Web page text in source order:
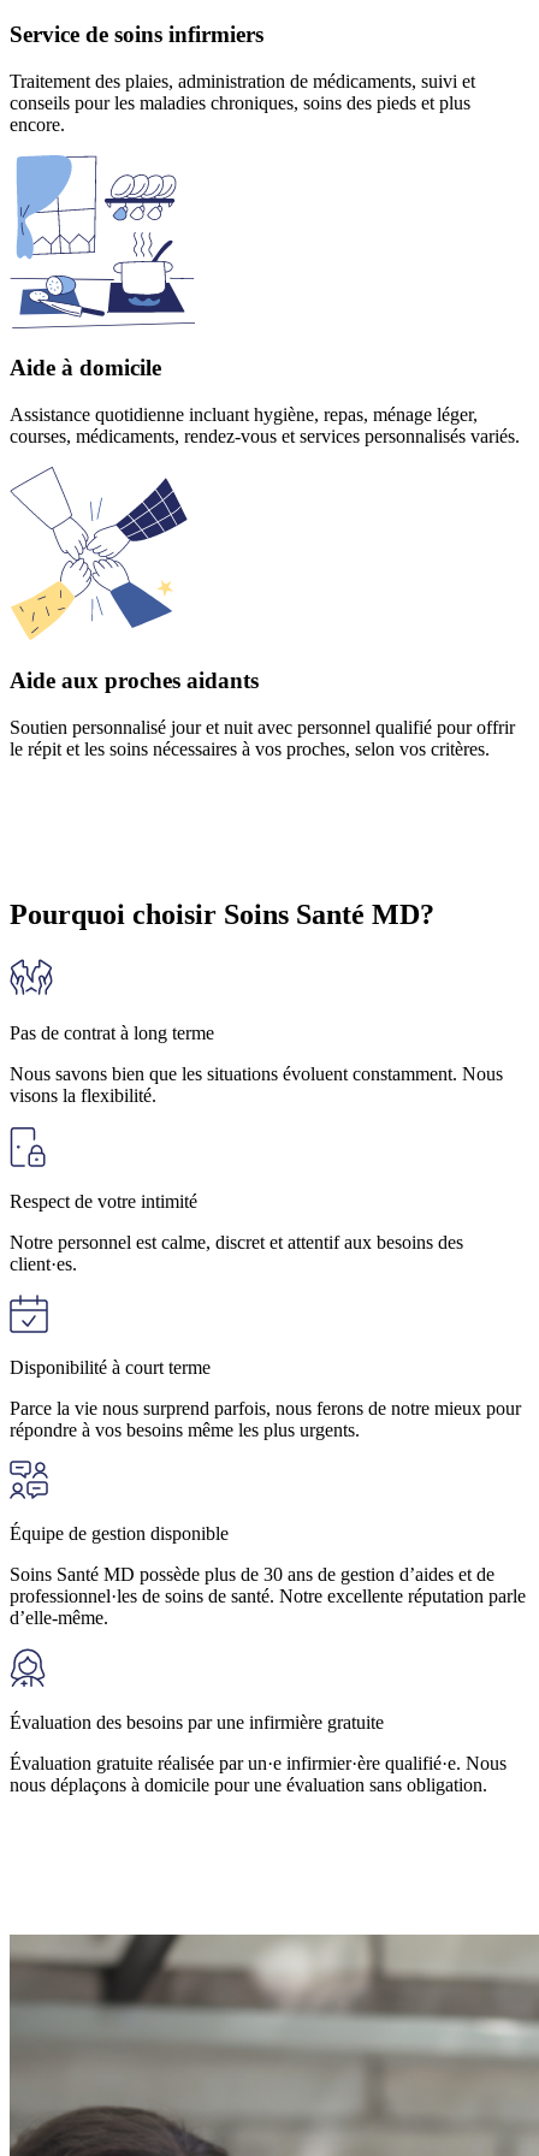
Service de soins infirmiers
Traitement des plaies, administration de médicaments, suivi et
conseils pour les maladies chroniques, soins des pieds et plus
encore.
Aide à domicile
Assistance quotidienne incluant hygiène, repas, ménage léger,
courses, médicaments, rendez-vous et services personnalisés variés.
Aide aux proches aidants
Soutien personnalisé jour et nuit avec personnel qualifié pour offrir
le répit et les soins nécessaires à vos proches, selon vos critères.
Pourquoi choisir Soins Santé MD?
Pas de contrat à long terme
Nous savons bien que les situations évoluent constamment. Nous
visons la flexibilité.
Respect de votre intimité
Notre personnel est calme, discret et attentif aux besoins des
client·es.
Disponibilité à court terme
Parce la vie nous surprend parfois, nous ferons de notre mieux pour
répondre à vos besoins même les plus urgents.
Équipe de gestion disponible
Soins Santé MD possède plus de 30 ans de gestion d’aides et de
professionnel·les de soins de santé. Notre excellente réputation parle
d’elle-même.
Évaluation des besoins par une infirmière gratuite
Évaluation gratuite réalisée par un·e infirmier·ère qualifié·e. Nous
nous déplaçons à domicile pour une évaluation sans obligation.